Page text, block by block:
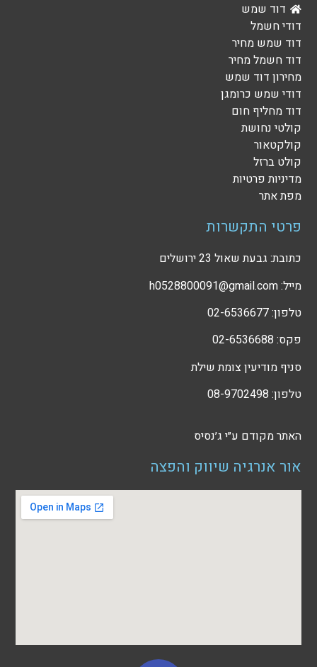
דוד שמש
דודי חשמל
דוד שמש מחיר
דוד חשמל מחיר
מחירון דוד שמש
דודי שמש כרומגן
דוד מחליף חום
קולטי נחושת
קולקטאור
קולט ברזל
מדיניות פרטיות
מפת אתר
פרטי התקשרות
כתובת: גבעת שאול 23 ירושלים
מייל: h0528800091@gmail.com
טלפון: 02-6536677
פקס: 02-6536688
סניף מודיעין צומת שילת
טלפון: 08-9702498
האתר מקודם ע״י ג׳נסיס
אור אנרגיה שיווק והפצה